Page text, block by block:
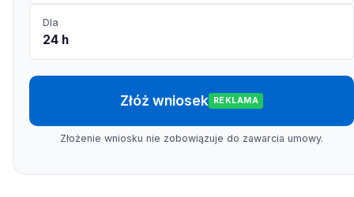
Dla
24 h
Złóż wniosek REKLAMA
Złożenie wniosku nie zobowiązuje do zawarcia umowy.